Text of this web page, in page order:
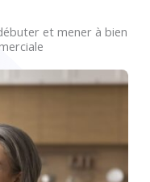
et mener à bien